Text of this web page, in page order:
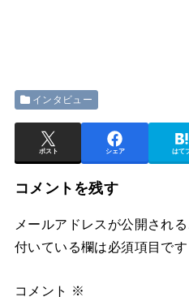
インタビュー
ポスト シェア はて
コメントを残す
メールアドレスが公開され
付いている欄は必須項目です
コメント ※